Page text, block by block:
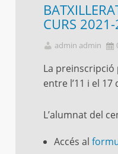
CURS
admin admin
La
entre l’11 i el
L’alumnat del
Accés al